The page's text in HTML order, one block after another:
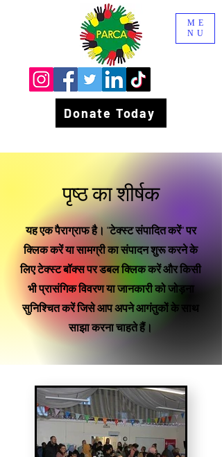
Donate Today
ME
NU
पृष्ठ का शीर्षक
यह एक पैराग्राफ है। "टेक्स्ट संपादित करें" पर
क्लिक करें या सामग्री का संपादन शुरू करने के
लिए टेक्स्ट बॉक्स पर डबल क्लिक करें और किसी
भी प्रासंगिक विवरण या जानकारी को जोड़ना
सुनिश्चित करें जिसे आप अपने आगंतुकों के साथ
साझा करना चाहते हैं।